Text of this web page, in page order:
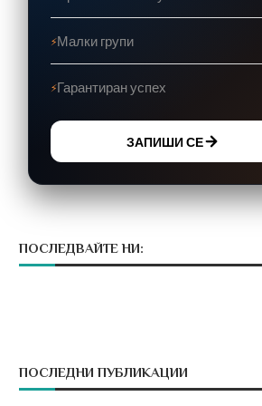
Малки групи
Гарантиран успех
ЗАПИШИ СЕ
ПОСЛЕДВАЙТЕ НИ:
ПОСЛЕДНИ ПУБЛИКАЦИИ